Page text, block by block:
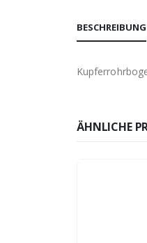
BESCHREIBUNG
ÄHNLICHE